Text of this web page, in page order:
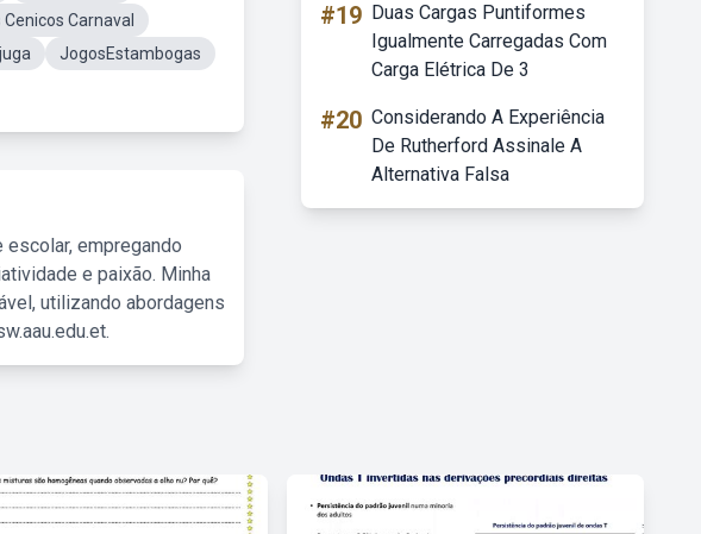
Carnaval
JogosEstambogas
empregando
e paixão. Minha
utilizando abordagens
#19 Duas Cargas Puntiformes
Igualmente Carregadas Com
Carga Elétrica De 3
#20 Considerando A Experiência
De Rutherford Assinale A
Alternativa Falsa